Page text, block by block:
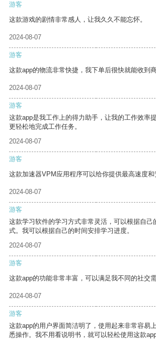
游客
这款游戏的剧情非常感人，让我久久不能忘怀。
2024-08-07
游客
这款app的物流非常快捷，我下单后很快就能收到商
2024-08-07
游客
这款app是我工作上的得力助手，让我的工作效率
更轻松地完成工作任务。
2024-08-07
游客
这款加速器VPM应用程序可以给你提供最高速度和
2024-08-07
游客
这款学习软件的学习方式非常灵活，可以根据自己
式。我可以根据自己的时间安排学习进度。
2024-08-07
游客
这款app的功能非常丰富，可以满足我不同的社交需
2024-08-07
游客
这款app的用户界面简洁明了，使用起来非常容易
悉操作。我不用看说明书，就可以轻松使用这款app